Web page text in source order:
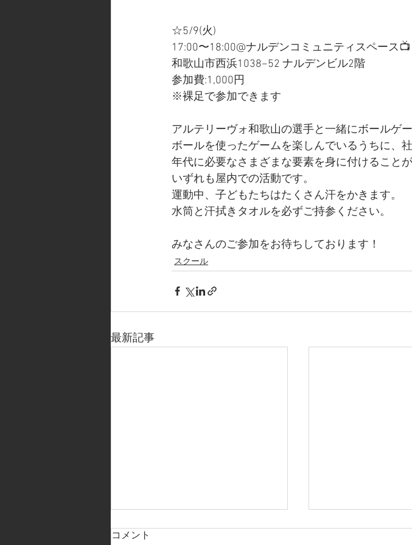
☆5/9(火)
17:00〜18:00@ナルデンコミュニティスペース📺
和歌山市西浜1038−52 ナルデンビル2階
参加費:1,000円
※裸足で参加できます
アルテリーヴォ和歌山の選手と一緒にボールゲ
ボールを使ったゲームを楽しんでいるうちに、
年代に必要なさまざまな要素を身に付けることが
いずれも屋内での活動です。
運動中、子どもたちはたくさん汗をかきます。
水筒と汗拭きタオルを必ずご持参ください。
みなさんのご参加をお待ちしております！
スクール
最新記事
コメント